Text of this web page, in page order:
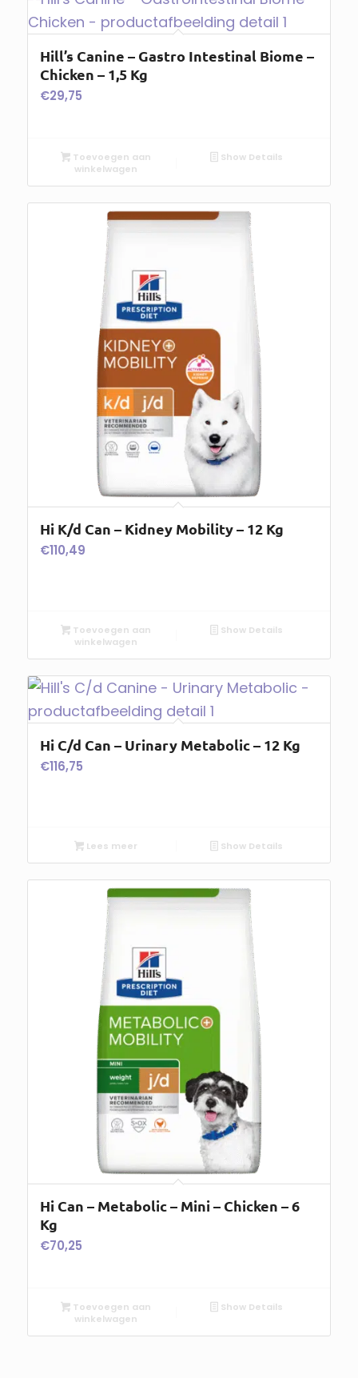
Hill’s Canine – Gastro Intestinal Biome –
Chicken – 1,5 Kg
€29,75
Toevoegen aan
winkelwagen
Show Details
Hi K/d Can – Kidney Mobility – 12 Kg
€110,49
Toevoegen aan
winkelwagen
Show Details
Hi C/d Can – Urinary Metabolic – 12 Kg
€116,75
Lees meer Show Details
Hi Can – Metabolic – Mini – Chicken – 6
Kg
€70,25
Toevoegen aan
winkelwagen
Show Details